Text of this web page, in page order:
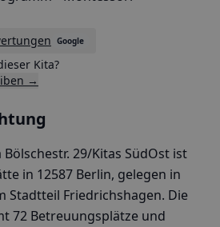
Google
Kita?
→
29/Kitas SüdOst ist
in 12587 Berlin, gelegen in
Stadtteil Friedrichshagen. Die
72 Betreuungsplätze und